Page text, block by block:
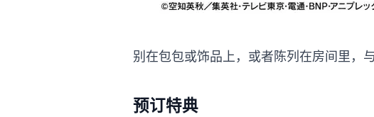
别在包包或饰品上，或者陈列在房间里，
预订特典